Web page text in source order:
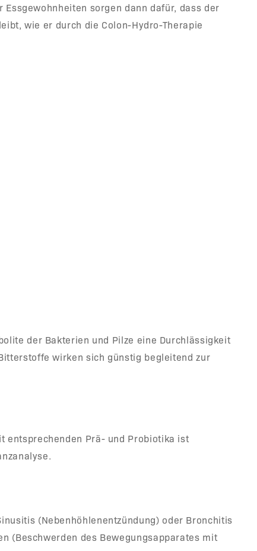
sorgen dann dafür, dass der
wie er durch die Colon-Hydro-Therapie
der Bakterien und Pilze eine Durchlässigkeit
wirken sich günstig begleitend zur
entsprechenden Prä- und Probiotika ist
(Nebenhöhlenentzündung) oder Bronchitis
(Beschwerden des Bewegungsapparates mit